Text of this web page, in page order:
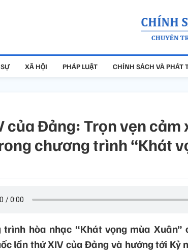
XÃ HỘI PHÁP LUẬT CHÍNH SÁCH VÀ PHÁT
của Đảng: Trọn vẹn
chương trình “Khát
trình hòa nhạc “Khát vọng mùa
lần thứ XIV của Đảng và hướng tới Kỷ